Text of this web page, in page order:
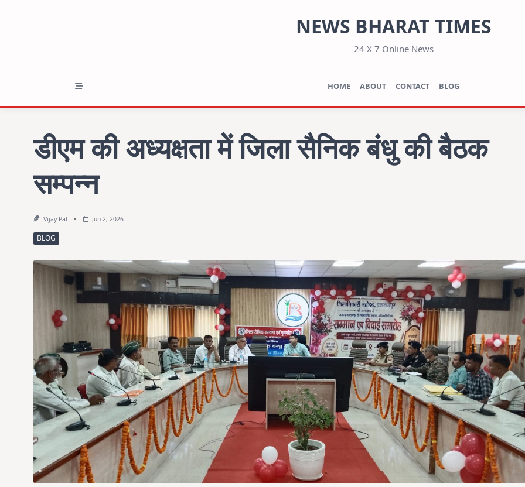
NEWS BHARAT TIMES
24 X 7 Online News
HOME ABOUT CONTACT BLOG
डीएम की अध्यक्षता में जिला सैनिक बंधु की बैठक
सम्पन्न
Vijay Pal Jun 2, 2026
BLOG